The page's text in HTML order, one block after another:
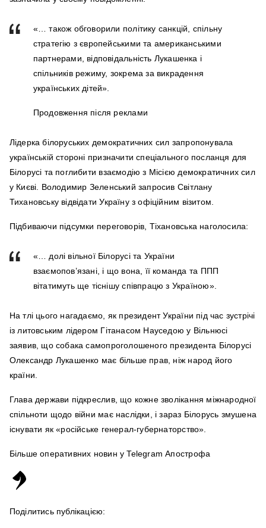
«… також обговорили політику санкцій, спільну
стратегію з європейськими та американськими
партнерами, відповідальність Лукашенка і
спільників режиму, зокрема за викрадення
українських дітей».
Продовження після реклами
Лідерка білоруських демократичних сил запропонувала
українській стороні призначити спеціального посланця для
Білорусі та поглибити взаємодію з Місією демократичних сил
у Києві. Володимир Зеленський запросив Світлану
Тихановську відвідати Україну з офіційним візитом.
Підбиваючи підсумки переговорів, Тіхановська наголосила:
«… долі вільної Білорусі та України
взаємопов’язані, і що вона, її команда та ППП
вітатимуть ще тіснішу співпрацю з Україною».
На тлі цього нагадаємо, як президент України під час зустрічі
із литовським лідером Гітанасом Науседою у Вільнюсі
заявив, що собака самопроголошеного президента Білорусі
Олександр Лукашенко має більше прав, ніж народ його
країни.
Глава держави підкреслив, що кожне зволікання міжнародної
спільноти щодо війни має наслідки, і зараз Білорусь змушена
існувати як «російське генерал-губернаторство».
Більше оперативних новин у Telegram Апострофа
Поділитись публікацією: